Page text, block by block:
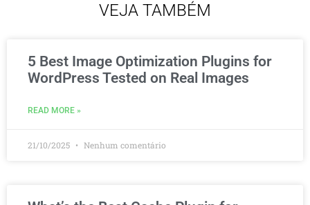
VEJA TAMBÉM
5 Best Image Optimization Plugins for
WordPress Tested on Real Images
READ MORE »
21/10/2025 Nenhum comentário